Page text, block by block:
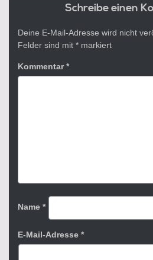
Schreibe einen
Deine E-Mail-Adresse wird nicht
Felder sind mit * markiert
Kommentar*
Name *
E-Mail-Adresse *